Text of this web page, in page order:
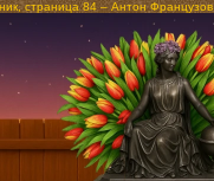
страница 84 – Антон Французов